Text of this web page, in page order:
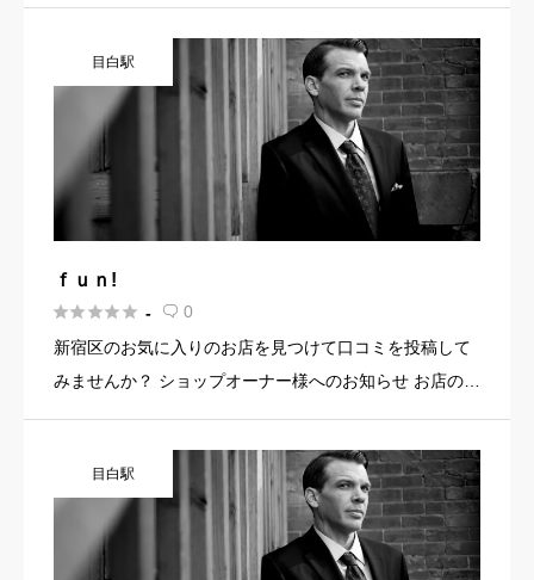
真・メニュー・PR文章・ホームページリンクなど機能を
使って集客に […]
目白駅
ｆｕｎ!
 -  0
新宿区のお気に入りのお店を見つけて口コミを投稿して
みませんか？ ショップオーナー様へのお知らせ お店の魅
真・メニュー・PR文章・ホームページリンクなど機能を
使って集客に […]
目白駅